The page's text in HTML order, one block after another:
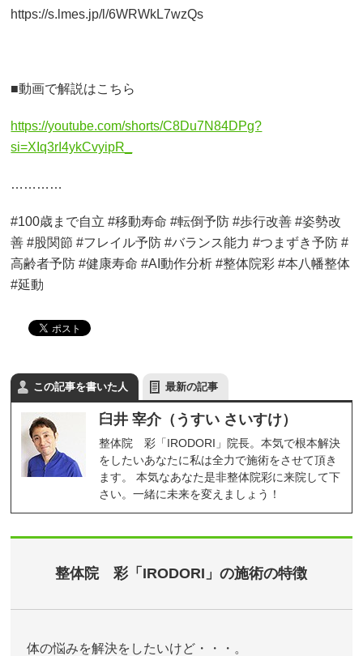
https://s.lmes.jp/l/6WRWkL7wzQs
■動画で解説はこちら
https://youtube.com/shorts/C8Du7N84DPg?
si=XIq3rI4ykCvyipR_
…………
#100歳まで自立 #移動寿命 #転倒予防 #歩行改善 #姿勢改
善 #股関節 #フレイル予防 #バランス能力 #つまずき予防 #
高齢者予防 #健康寿命 #AI動作分析 #整体院彩 #本八幡整体
#延動
この記事を書いた人 最新の記事
臼井 宰介（うすい さいすけ）
整体院 彩「IRODORI」院長。本気で根本解決
をしたいあなたに私は全力で施術をさせて頂き
ます。 本気なあなた是非整体院彩に来院して下
さい。一緒に未来を変えましょう！
整体院 彩「IRODORI」の施術の特徴
体の悩みを解決をしたいけど・・・。